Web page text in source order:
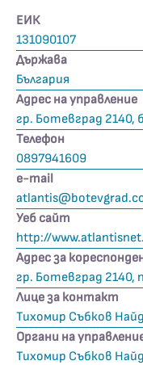
ЕИК
131090107
Държава
България
Адрес на управление
гр. Ботевград 2140,
Телефон
0897941609
е-mail
Уеб сайт
http://
Адрес за
гр. Ботевград 2140,
Лице за контакт
Тихомир Събков
Органи на
Тихомир Събков